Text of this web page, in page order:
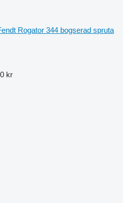
Rogator 344 bogserad spruta
kr